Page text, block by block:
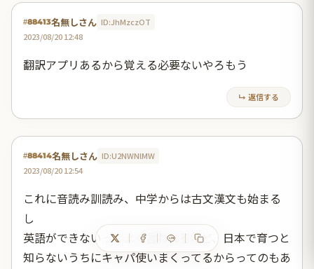
#88413名無しさん ID:JhMzczOT
2023/08/20 12:48
翻訳アプリあるから覚える必要ないやろもう
↳ 返信する
#88414名無しさん ID:U2NWNlMW
2023/08/20 12:54
これに音読み訓読み、中学からは古文漢文も始まる
し
英語ができないってよく言われるけど、日本で育つと
知らないうちにキャパ使いまくってるからってのもあ